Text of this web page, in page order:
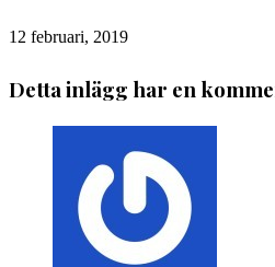
12 februari, 2019
Detta inlägg har en